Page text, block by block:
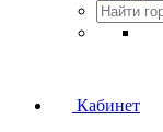
Кабинет